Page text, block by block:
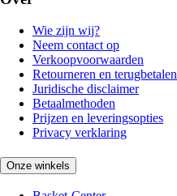
Wie zijn wij?
Neem contact op
Verkoopvoorwaarden
Retourneren en terugbetalen
Juridische disclaimer
Betaalmethoden
Prijzen en leveringsopties
Privacy verklaring
Onze winkels